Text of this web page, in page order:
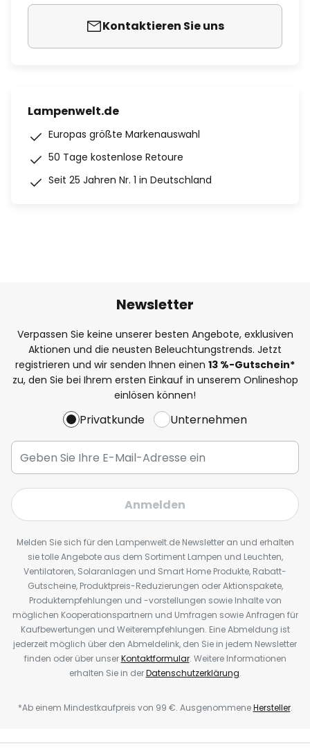
Kontaktieren Sie uns
Lampenwelt.de
Europas größte Markenauswahl
50 Tage kostenlose Retoure
Seit 25 Jahren Nr. 1 in Deutschland
Newsletter
Verpassen Sie keine unserer besten Angebote, exklusiven
Aktionen und die neusten Beleuchtungstrends. Jetzt
registrieren und wir senden Ihnen einen 13 %-Gutschein*
zu, den Sie bei Ihrem ersten Einkauf in unserem Onlineshop
einlösen können!
Privatkunde Unternehmen
Anmelden
Melden Sie sich für den Lampenwelt.de Newsletter an und erhalten
sie tolle Angebote aus dem Sortiment Lampen und Leuchten,
Ventilatoren, Solaranlagen und Smart Home Produkte, Rabatt-
Gutscheine, Produktpreis-Reduzierungen oder Aktionspakete,
Produktempfehlungen und -vorstellungen sowie Inhalte von
möglichen Kooperationspartnern und Umfragen sowie Anfragen für
Kaufbewertungen und Weiterempfehlungen. Eine Abmeldung ist
jederzeit möglich über den Abmeldelink, den Sie in jedem Newsletter
finden oder über unserKontaktformular. Weitere Informationen
erhalten Sie in derDatenschutzerklärung.
*Ab einem Mindestkaufpreis von 99 €. AusgenommeneHersteller.